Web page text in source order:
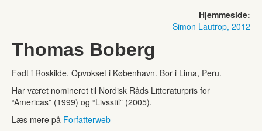
Hjemmeside:
Simon Lautrop, 2012
Thomas Boberg
Født i Roskilde. Opvokset i København. Bor i Lima, Peru.
Har været nomineret til Nordisk Råds Litteraturpris for
“Americas” (1999) og “Livsstil” (2005).
Læs mere på Forfatterweb